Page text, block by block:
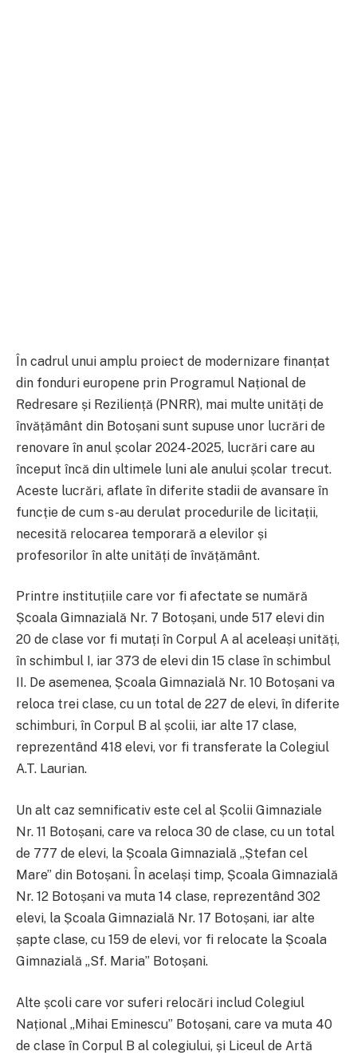
În cadrul unui amplu proiect de modernizare finanțat
din fonduri europene prin Programul Național de
Redresare și Reziliență (PNRR), mai multe unități de
învățământ din Botoșani sunt supuse unor lucrări de
renovare în anul școlar 2024-2025, lucrări care au
început încă din ultimele luni ale anului școlar trecut.
Aceste lucrări, aflate în diferite stadii de avansare în
funcție de cum s-au derulat procedurile de licitații,
necesită relocarea temporară a elevilor și
profesorilor în alte unități de învățământ.
Printre instituțiile care vor fi afectate se numără
Școala Gimnazială Nr. 7 Botoșani, unde 517 elevi din
20 de clase vor fi mutați în Corpul A al aceleași unități,
în schimbul I, iar 373 de elevi din 15 clase în schimbul
II. De asemenea, Școala Gimnazială Nr. 10 Botoșani va
reloca trei clase, cu un total de 227 de elevi, în diferite
schimburi, în Corpul B al școlii, iar alte 17 clase,
reprezentând 418 elevi, vor fi transferate la Colegiul
A.T. Laurian.
Un alt caz semnificativ este cel al Școlii Gimnaziale
Nr. 11 Botoșani, care va reloca 30 de clase, cu un total
de 777 de elevi, la Școala Gimnazială „Ștefan cel
Mare” din Botoșani. În același timp, Școala Gimnazială
Nr. 12 Botoșani va muta 14 clase, reprezentând 302
elevi, la Școala Gimnazială Nr. 17 Botoșani, iar alte
șapte clase, cu 159 de elevi, vor fi relocate la Școala
Gimnazială „Sf. Maria” Botoșani.
Alte școli care vor suferi relocări includ Colegiul
Național „Mihai Eminescu” Botoșani, care va muta 40
de clase în Corpul B al colegiului, și Liceul de Artă